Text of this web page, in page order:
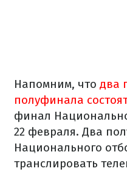
Напомним, что два
полуфинала
финал
22 февраля. Два
Национального
транслировать